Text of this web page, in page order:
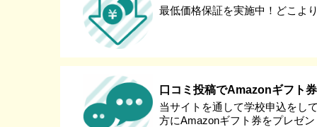
最低価格保証を実施中！どこよ
口コミ投稿でAmazonギフト
当サイトを通して学校申込をし
方にAmazonギフト券をプレゼ